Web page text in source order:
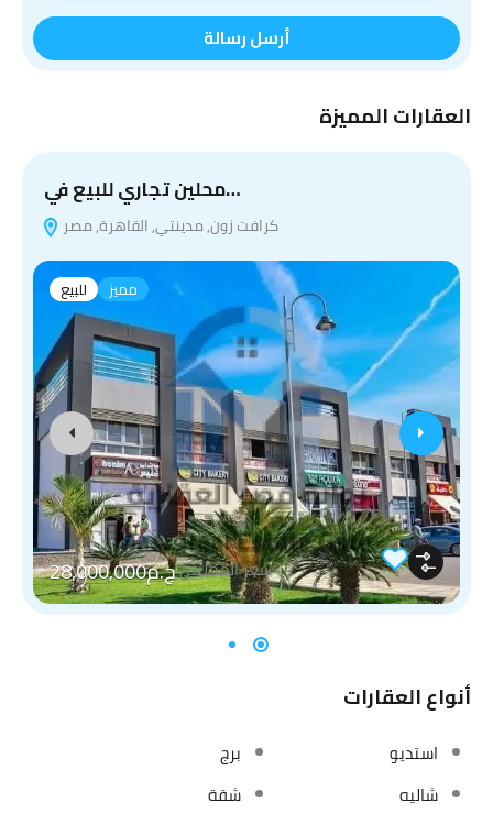
أرسل رسالة
العقارات المميزة
محلين تجاري للبيع في…
كرافت زون, مدينتي, القاهرة, مصر
للبيع مميز
سعر المحليينج.م28,000,000
أنواع العقارات
استديو
برج
شاليه
شقة